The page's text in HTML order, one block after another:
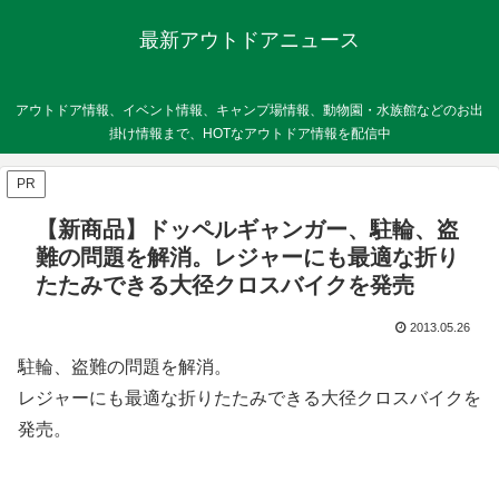
最新アウトドアニュース
アウトドア情報、イベント情報、キャンプ場情報、動物園・水族館などのお出
掛け情報まで、HOTなアウトドア情報を配信中
PR
【新商品】ドッペルギャンガー、駐輪、盗
難の問題を解消。レジャーにも最適な折り
たたみできる大径クロスバイクを発売
2013.05.26
駐輪、盗難の問題を解消。
レジャーにも最適な折りたたみできる大径クロスバイクを
発売。